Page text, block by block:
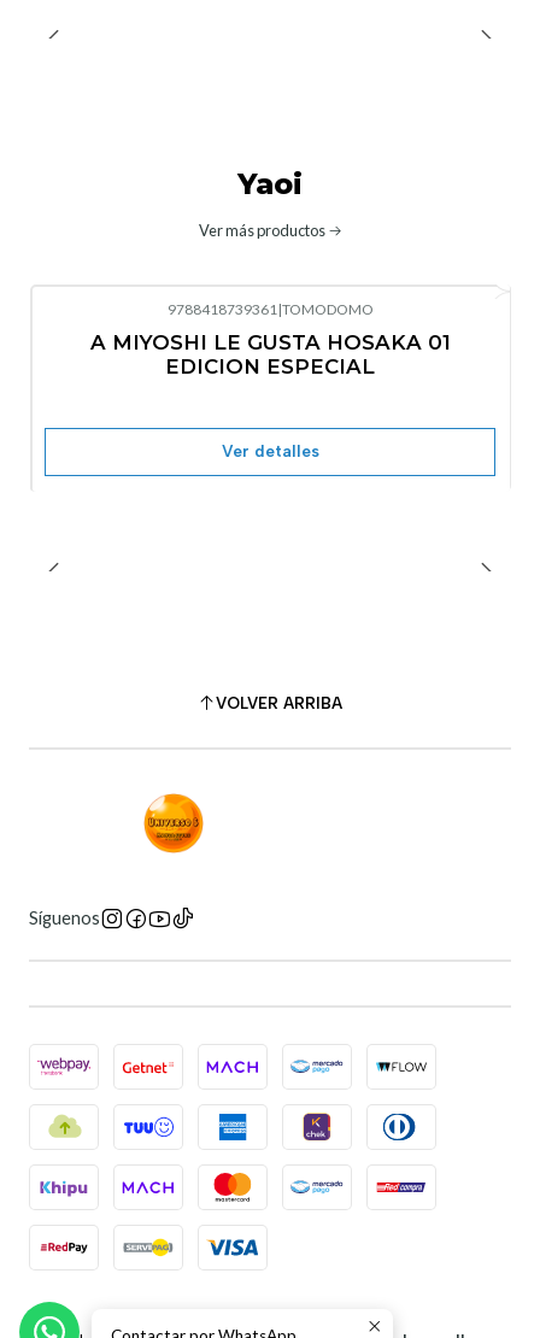
Yaoi
Ver más productos
9788418739361 |TOMODOMO
A MIYOSHI LE GUSTA HOSAKA 01
EDICION ESPECIAL
Ver detalles
VOLVER ARRIBA
Síguenos
2026 Universo 6 Manga Store.